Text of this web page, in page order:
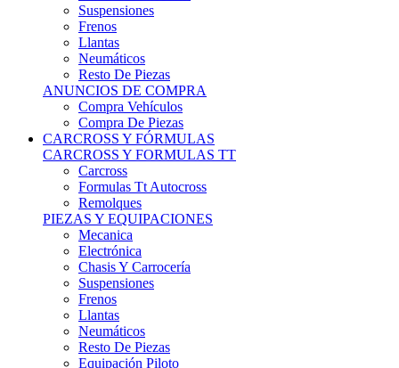
Frenos
Llantas
Neumáticos
Resto De Piezas
ANUNCIOS DE COMPRA
Compra Vehículos
Compra De Piezas
CARCROSS Y FÓRMULAS
CARCROSS Y FORMULAS TT
Carcross
Formulas Tt Autocross
Remolques
PIEZAS Y EQUIPACIONES
Mecanica
Electrónica
Chasis Y Carrocería
Suspensiones
Frenos
Llantas
Neumáticos
Resto De Piezas
Equipación Piloto
ANUNCIOS DE COMPRA